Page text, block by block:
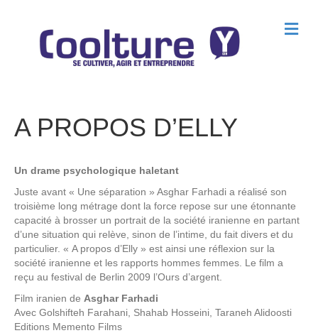
M
e
A PROPOS D’ELLY
Un drame psychologique haletant
Juste avant « Une séparation » Asghar Farhadi a réalisé son
troisième long métrage dont la force repose sur une étonnante
capacité à brosser un portrait de la société iranienne en partant
d’une situation qui relève, sinon de l’intime, du fait divers et du
particulier. « A propos d’Elly » est ainsi une réflexion sur la
société iranienne et les rapports hommes femmes. Le film a
reçu au festival de Berlin 2009 l’Ours d’argent.
Film iranien de Asghar Farhadi
Avec Golshifteh Farahani, Shahab Hosseini, Taraneh Alidoosti
Editions Memento Films